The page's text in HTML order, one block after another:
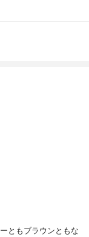
ともブラウンともな